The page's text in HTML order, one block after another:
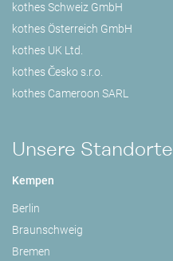
kothes Schweiz GmbH
kothes Österreich GmbH
kothes UK Ltd.
kothes Česko s.r.o.
kothes Cameroon SARL
Unsere Standorte
Kempen
Berlin
Braunschweig
Bremen